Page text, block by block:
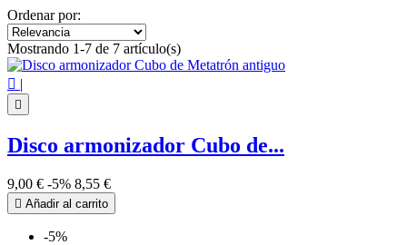
7 chakra
Cubo de Metatrón 7
Ver los productos
Ordenar por:
Mostrando 1-7 de 7 artículo(s)
 |

Disco armonizador Cubo de...
9,00 € -5% 8,55 €
 Añadir al carrito
-5%